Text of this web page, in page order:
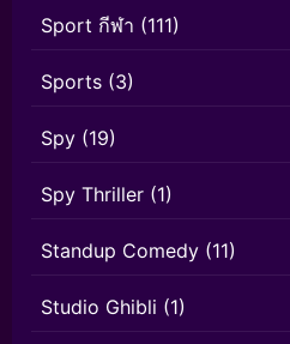
Sport กีฬา (111)
Sports (3)
Spy (19)
Spy Thriller (1)
Standup Comedy (11)
Studio Ghibli (1)